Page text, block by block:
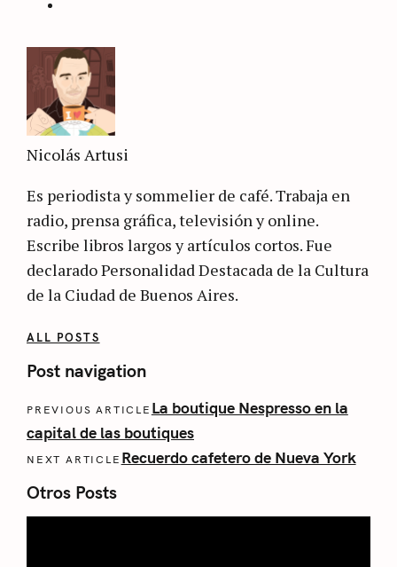
Nicolás Artusi
Es periodista y sommelier de café. Trabaja en
radio, prensa gráfica, televisión y online.
Escribe libros largos y artículos cortos. Fue
declarado Personalidad Destacada de la Cultura
de la Ciudad de Buenos Aires.
ALL POSTS
Post navigation
PREVIOUS ARTICLE La boutique Nespresso en la
capital de las boutiques
NEXT ARTICLE Recuerdo cafetero de Nueva York
Otros Posts